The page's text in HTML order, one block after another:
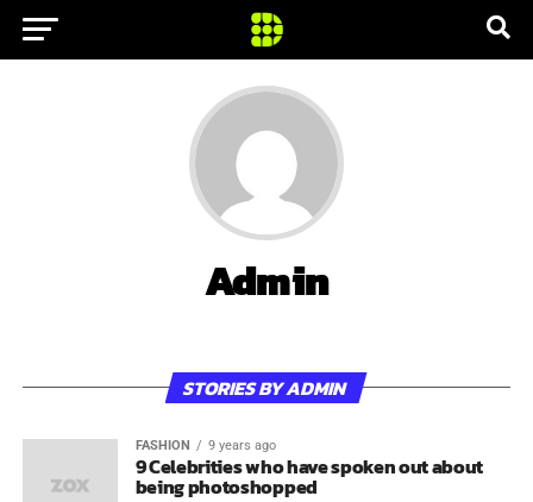
Admin
STORIES BY ADMIN
FASHION 9 years ago
9 Celebrities who have spoken out about
being photoshopped